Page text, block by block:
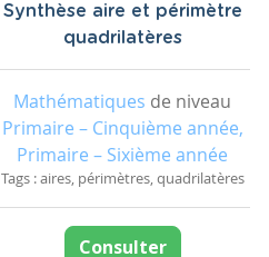
Synthèse aire et périmètre
quadrilatères
Mathématiques de niveau
Primaire – Cinquième année,
Primaire – Sixième année
Tags : aires, périmètres, quadrilatères
Consulter